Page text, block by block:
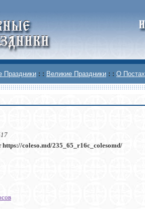
Праздники : : Великие Праздники : : О Постах
https://coleso.md/235_65_r16с_colesomd/